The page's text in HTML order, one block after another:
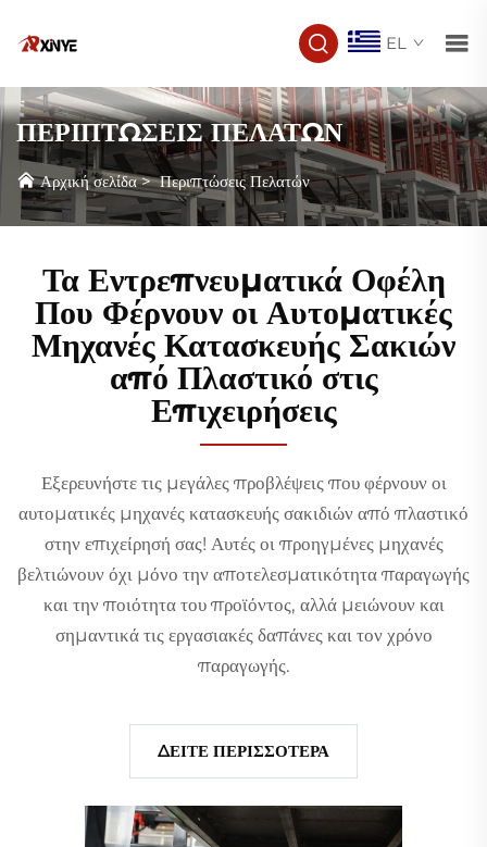
EL
ΠΕΡΙΠΤΩΣΕΙΣ ΠΕΛΑΤΩΝ
Αρχική σελίδα>Περιπτώσεις Πελατών
Τα Εντρεπνευματικά Οφέλη
Που Φέρνουν οι Αυτοματικές
Μηχανές Κατασκευής Σακιών
από Πλαστικό στις
Επιχειρήσεις
Εξερευνήστε τις μεγάλες προβλέψεις που φέρνουν οι
αυτοματικές μηχανές κατασκευής σακιδιών από πλαστικό
στην επιχείρησή σας! Αυτές οι προηγμένες μηχανές
βελτιώνουν όχι μόνο την αποτελεσματικότητα παραγωγής
και την ποιότητα του προϊόντος, αλλά μειώνουν και
σημαντικά τις εργασιακές δαπάνες και τον χρόνο
παραγωγής.
ΔΕΙΤΕ ΠΕΡΙΣΣΟΤΕΡΑ